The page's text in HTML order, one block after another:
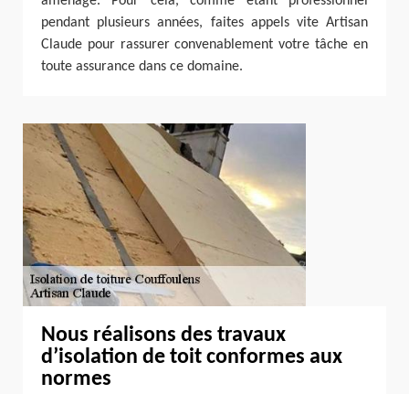
pendant plusieurs années, faites appels vite Artisan
Claude pour rassurer convenablement votre tâche en
toute assurance dans ce domaine.
Nous réalisons des travaux
d’isolation de toit conformes aux
normes